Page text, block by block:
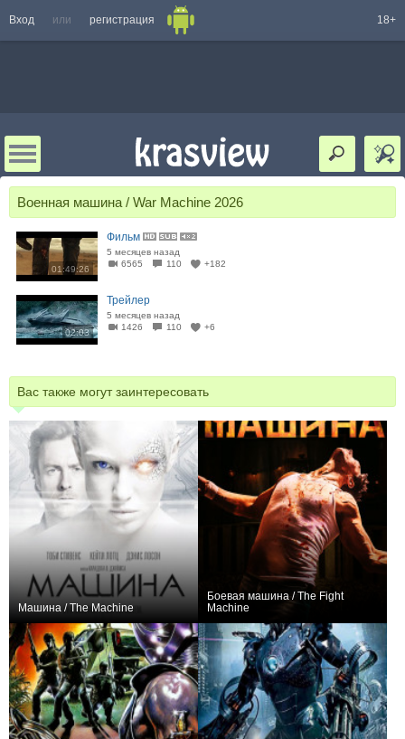
Вход или регистрация 18+
Военная машина / War Machine 2026
01:49:26
Фильм
5 месяцев назад
6565
110 +182
02:03
Трейлер
5 месяцев назад
1426
110 +6
Вас также могут заинтересовать
Машина / The Machine
Боевая машина / The Fight
Machine